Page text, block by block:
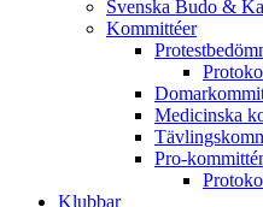
Svenska Budo &
Kommittéer
Medicinska
Pro-
Klubbar